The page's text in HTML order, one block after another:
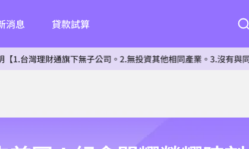
消息 貸款試算
下無子公司。2.無投資其他相同產業。3.沒有與同類型公司合